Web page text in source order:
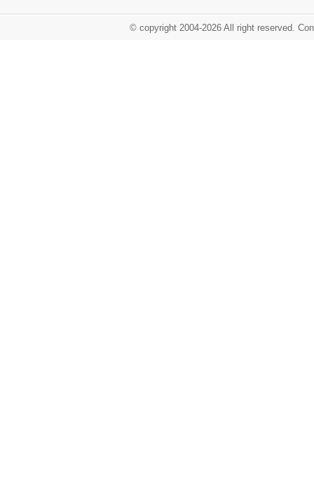
© copyright 2004-2026 All right reserved.